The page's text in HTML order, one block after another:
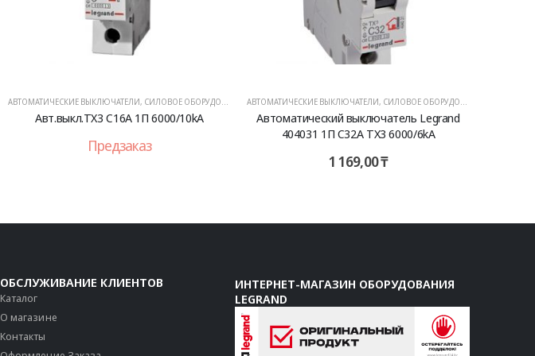
АВТОМАТИЧЕСКИЕ ВЫКЛЮЧАТЕЛИ, СИЛОВОЕ ОБОРУДОВАНИЕ
Авт.выкл.TX3 C16А 1П 6000/10kA
Предзаказ
АВТОМАТИЧЕСКИЕ ВЫКЛЮЧАТЕЛИ, СИЛОВОЕ ОБОРУДОВАНИЕ
Автоматический выключатель Legrand
404031 1П C32A TX3 6000/6kA
1 169,00₸
ОБСЛУЖИВАНИЕ КЛИЕНТОВ
Каталог
О магазине
Контакты
ИНТЕРНЕТ-МАГАЗИН ОБОРУДОВАНИЯ
LEGRAND